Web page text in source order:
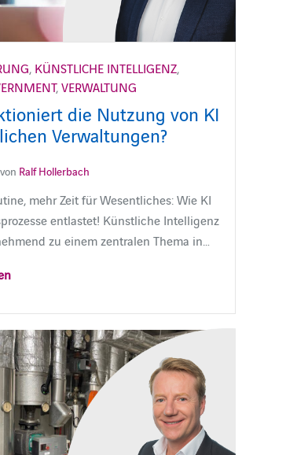
, KÜNSTLICHE INTELLIGENZ,
,VERWALTUNG
die Nutzung von KI
Verwaltungen?
Ralf Hollerbach
mehr Zeit für Wesentliches: Wie KI
entlastet! Künstliche Intelligenz
zu einem zentralen Thema in…